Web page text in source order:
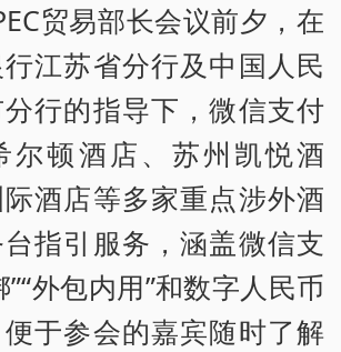
贸易部长会议前夕，在
江苏省分行及中国人民
行的指导下，微信支付
尔顿酒店、苏州凯悦酒
酒店等多家重点涉外酒
指引服务，涵盖微信支
外包内用”和数字人民币
于参会的嘉宾随时了解